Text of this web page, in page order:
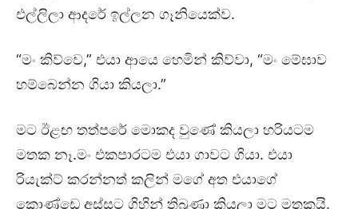
එල්ලිලා ආදරේ ඉල්ලන ගෑනියෙක්ව.
“මං කිව්වෙ,” එයා ආයෙ හෙමින් කිව්වා, “මං මේඝාව
හම්බෙන්න ගියා කියලා.”
මට ඊළඟ තත්පරේ මොකද වුණේ කියලා හරියටම
මතක නෑ.මං එකපාරටම එයා ගාවට ගියා. එයා
රියැක්ට් කරන්නත් කලින් මගේ අත එයාගේ
කොණ්ඩෙ අස්සට ගිහින් තිබුණා කියලා මට මතකයි.